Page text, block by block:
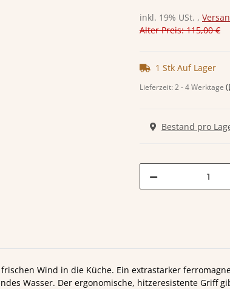
inkl. 19% USt. ,
Alter Preis: 115,00 €
1 Stk Auf Lager
Lieferzeit: 2 - 4 Werktage
Bestand pro
Wind in die Küche. Ein extrastarker
Wasser. Der ergonomische, hitzeresistente Griff